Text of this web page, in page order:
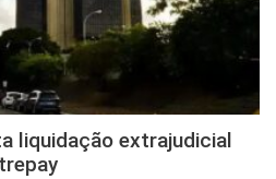
liquidação extrajudicial